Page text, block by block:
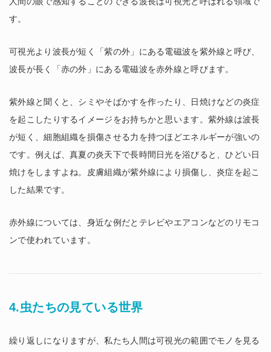
す。
可視光より波長が短く「紫の外」にある電磁波を紫外線と呼び、
波長が長く「赤の外」にある電磁波を赤外線と呼びます。
紫外線と聞くと、シミやそばかすを作ったり、日焼けなどの炎症
を起こしたりするイメージをお持ちかと思います。紫外線は波長
が短く、細胞組織を損傷させる力を持つほどエネルギーが強いの
です。例えば、真夏の炎天下で長時間日光を浴びると、ひどい日
焼けをしますよね。皮膚組織が紫外線により損傷し、炎症を起こ
した結果です。
赤外線については、身近な例だとテレビやエアコンなどのリモコ
ンで使われています。
4.虫たちの見ている世界
繰り返しになりますが、私たち人間は可視光の範囲でモノを見る